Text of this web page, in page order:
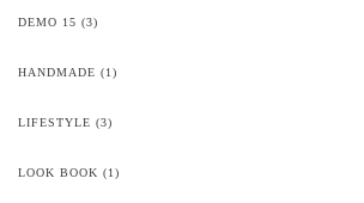
DEMO 15 (3)
HANDMADE (1)
LIFESTYLE (3)
LOOK BOOK (1)